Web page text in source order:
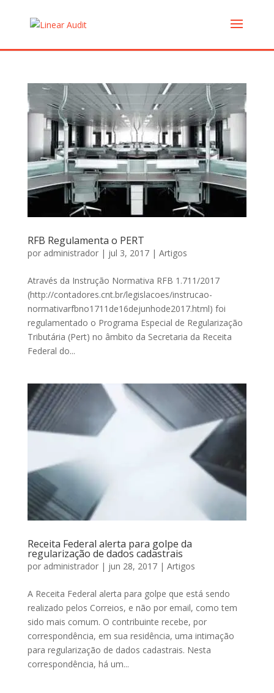
RFB Regulamenta o PERT
por administrador| jul 3, 2017| Artigos
Através da Instrução Normativa RFB 1.711/2017
(http://contadores.cnt.br/legislacoes/instrucao­
normativa­rfb­no­1­711­de­16­de­junho­de­2017.html) foi
regulamentado o Programa Especial de Regularização
Tributária (Pert) no âmbito da Secretaria da Receita
Federal do...
Receita Federal alerta para golpe da
regularização de dados cadastrais
por administrador| jun 28, 2017| Artigos
A Receita Federal alerta para golpe que está sendo
realizado pelos Correios, e não por e­mail, como tem
sido mais comum. O contribuinte recebe, por
correspondência, em sua residência, uma intimação
para regularização de dados cadastrais. Nesta
correspondência, há um...